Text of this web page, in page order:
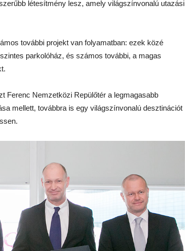
létesítmény lesz, amely világszínvonalú utazási
további projekt van folyamatban: ezek közé
parkolóház, és számos további, a magas
Ferenc Nemzetközi Repülőtér a legmagasabb
mellett, továbbra is egy világszínvonalú desztinációt